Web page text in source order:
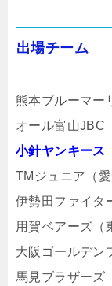
出場チーム
熊本ブルーマー
オール富山JBC
小針ヤンキース
TMジュニア（愛
伊勢田ファイタ
用賀ベアーズ（
大阪ゴールデン
馬見ブラザーズ